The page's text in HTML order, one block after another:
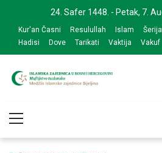
navigation
content
24. Safer 1448. - Petak, 7.
Kur'an Časni Resulullah Islam
Hadisi
Dove Tarikati Vaktija Vakuf
zajednice
Menu